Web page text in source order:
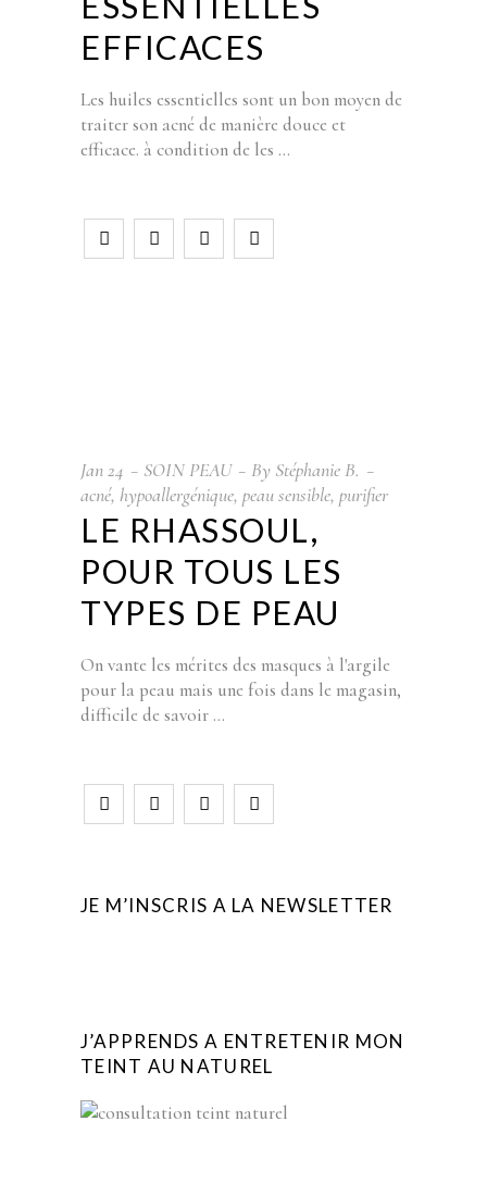
EFFICACES
Les huiles essentielles sont un bon moyen de
traiter son acné de manière douce et
efficace. à condition de les
Jan24 SOIN PEAU By Stéphanie B.
acné, hypoallergénique, peau sensible, purifier
LE RHASSOUL,
POUR TOUS LES
TYPES DE PEAU
On vante les mérites des masques à l'argile
pour la peau mais une fois dans le magasin,
difficile de savoir
JE M’INSCRIS A LA NEWSLETTER
J’APPRENDS A ENTRETENIR MON
TEINT AU NATUREL